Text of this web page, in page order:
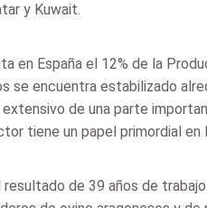
y Kuwait.
en España el 12% de la
se encuentra estabilizado
de una parte
tiene un papel primordial
de 39 años de